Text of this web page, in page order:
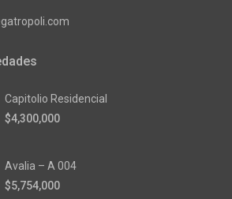
Capitolio Residencial
$4,300,000
Avalia – A 004
$5,754,000